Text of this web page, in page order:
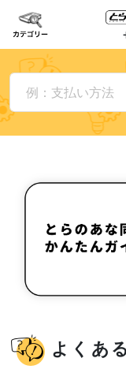
よくあ